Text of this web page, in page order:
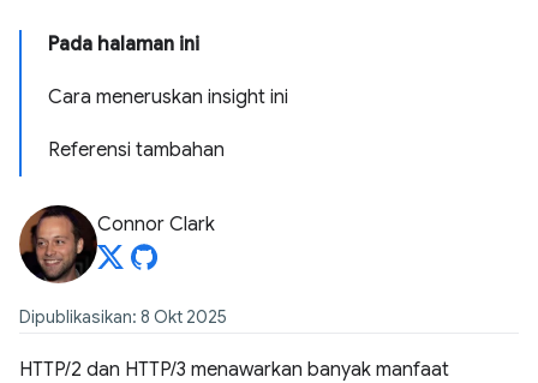
Pada halaman ini
Cara meneruskan insight ini
Referensi tambahan
Connor Clark
Dipublikasikan: 8 Okt 2025
HTTP/2 dan HTTP/3 menawarkan banyak manfaat